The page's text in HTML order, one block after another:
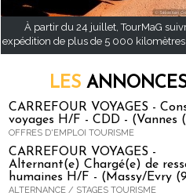
À partir du 24 juillet, TourMaG
expédition de plus de 5 000 kilomètres
LES
CARREFOUR VOYAGES -
voyages H/F - CDD - (Vannes
OFFRES D'EMPLOI TOURISME
CARREFOUR VOYAGES -
Alternant(e) Chargé(e) de
humaines H/F - (Massy/Evry
ALTERNANCE / STAGES TOURISME